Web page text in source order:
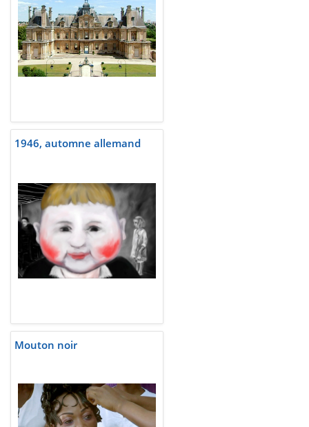
1946, automne allemand
Mouton noir